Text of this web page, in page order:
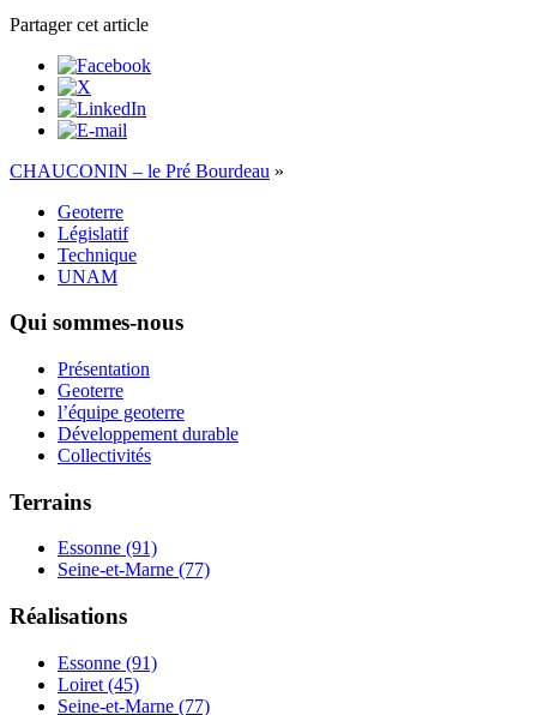
Partager cet article
CHAUCONIN – le Pré Bourdeau »
Geoterre
Législatif
Technique
UNAM
Qui sommes-nous
Présentation
Geoterre
l’équipe geoterre
Développement durable
Collectivités
Terrains
Essonne (91)
Seine-et-Marne (77)
Réalisations
Essonne (91)
Loiret (45)
Seine-et-Marne (77)